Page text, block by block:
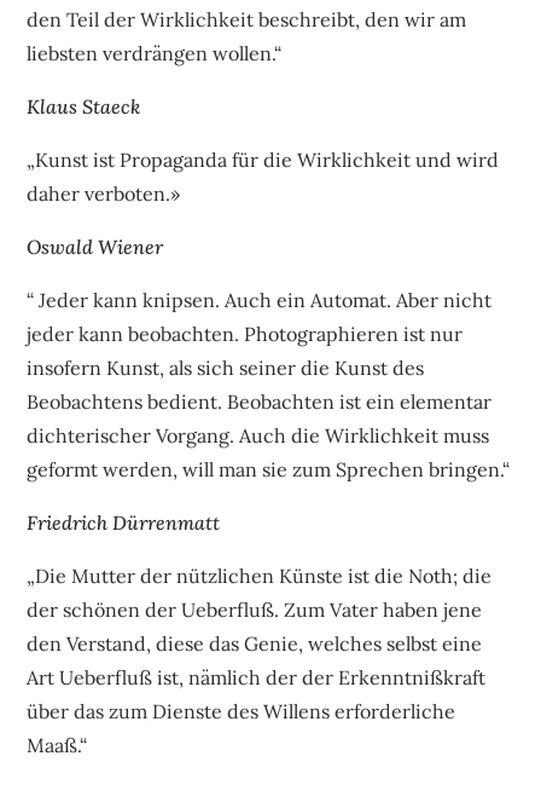
den Teil der Wirklichkeit beschreibt, den wir am
liebsten verdrängen wollen.“
Klaus Staeck
„Kunst ist Propaganda für die Wirklichkeit und wird
daher verboten.»
Oswald Wiener
“ Jeder kann knipsen. Auch ein Automat. Aber nicht
jeder kann beobachten. Photographieren ist nur
insofern Kunst, als sich seiner die Kunst des
Beobachtens bedient. Beobachten ist ein elementar
dichterischer Vorgang. Auch die Wirklichkeit muss
geformt werden, will man sie zum Sprechen bringen.“
Friedrich Dürrenmatt
„Die Mutter der nützlichen Künste ist die Noth; die
der schönen der Ueberfluß. Zum Vater haben jene
den Verstand, diese das Genie, welches selbst eine
Art Ueberfluß ist, nämlich der der Erkenntnißkraft
über das zum Dienste des Willens erforderliche
Maaß.“